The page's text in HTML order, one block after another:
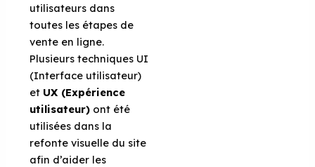
utilisateurs dans
toutes les étapes de
vente en ligne.
Plusieurs techniques UI
(Interface utilisateur)
et UX (Expérience
utilisateur) ont été
utilisées dans la
refonte visuelle du site
afin d’aider les